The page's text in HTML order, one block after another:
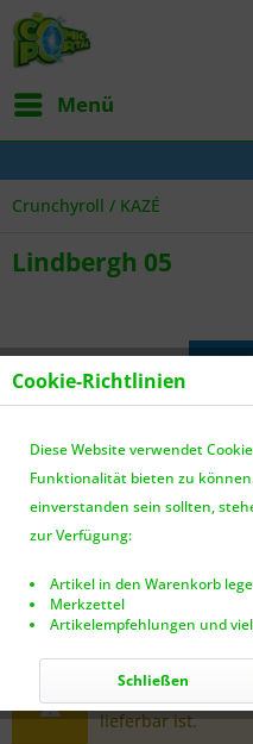
Menü
Crunchyroll / KAZÉ
Lindbergh 05
Dieser Artikel
Benachrichtigen
lieferbar ist.
Cookie-Richtlinien
Diese Website verwendet
Funktionalität bieten zu
einverstanden sein sollten,
zur Verfügung:
Artikel in den Warenkorb
Merkzettel
Artikelempfehlungen und
Schließen